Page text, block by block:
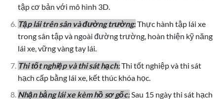
tập cơ bản với mô hình 3D.
Tập lái trên sân và đường trường:Thực hành tập lái xe
trong sân tập và ngoài đường trường, hoàn thiện kỹ năng
lái xe, vững vàng tay lái.
Thi tốt nghiệp và thi sát hạch:Thi tốt nghiệp và thi sát
hạch cấp bằng lái xe, kết thúc khóa học.
Nhận bằng lái xe kèm hồ sơ gốc:Sau 15 ngày thi sát hạch